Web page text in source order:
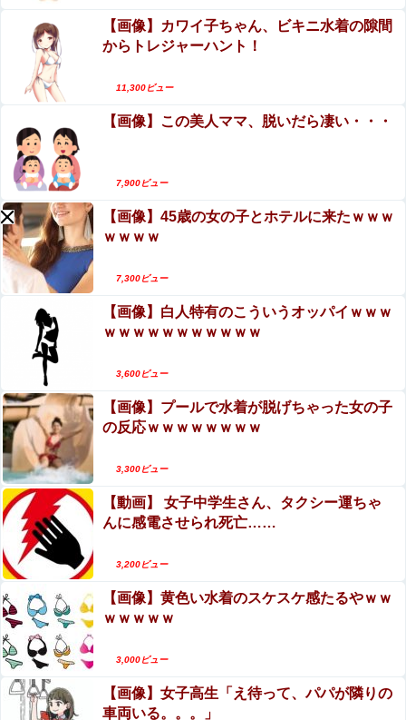
テレビ大好き高齢者の｢テレビ離れ｣が始まった…
【名探偵プリキュア】森亜るるかさん、24話からコン
ビニアイスを食べている模様…
【緊急】今の若者に急増している『コレ』依存、めちゃく
ちゃ深刻な模様w w w w w w w w w w
Powered by livedoor 相互RSS
女子生徒「土下座しながらオ○ニーしろ！」⇒ 日
本の男子生徒への性的いじめ動画がエロすぎる
【動画】逃げる判断はやっ！埼玉でスマホ運転の
【画像】カワイ子ちゃん、ビキニ水着の隙間
からトレジャーハント！
11,300ビュー
【画像】この美人ママ、脱いだら凄い・・・
7,900ビュー
【画像】45歳の女の子とホテルに来たｗｗｗ
ｗｗｗｗ
7,300ビュー
【画像】白人特有のこういうオッパイｗｗｗ
ｗｗｗｗｗｗｗｗｗｗｗ
3,600ビュー
【画像】プールで水着が脱げちゃった女の子
の反応ｗｗｗｗｗｗｗｗ
3,300ビュー
【動画】 女子中学生さん、タクシー運ちゃ
んに感電させられ死亡……
3,200ビュー
【画像】黄色い水着のスケスケ感たるやｗｗ
ｗｗｗｗｗ
3,000ビュー
【画像】女子高生「え待って、パパが隣りの
車両いる。。。」
Sponsored Link